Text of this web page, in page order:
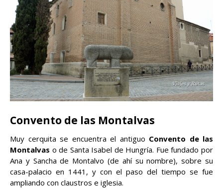
Convento de las Montalvas
Muy cerquita se encuentra el antiguo Convento de las
Montalvas o de Santa Isabel de Hungría. Fue fundado por
Ana y Sancha de Montalvo (de ahí su nombre), sobre su
casa-palacio en 1441, y con el paso del tiempo se fue
ampliando con claustros e iglesia.